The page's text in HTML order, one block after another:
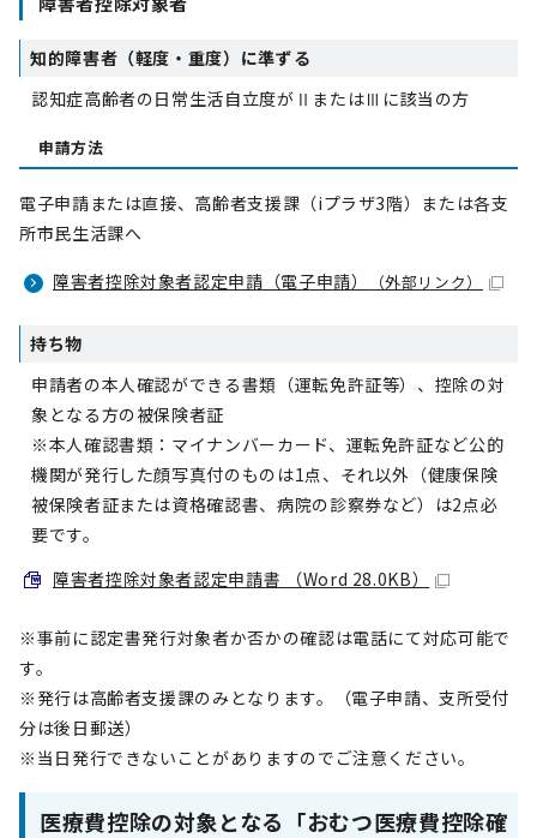
知的障害者（軽度・重度）に準ずる
認知症高齢者の日常生活自立度がⅡまたはⅢに該当の方
申請方法
電子申請または直接、高齢者支援課（iプラザ3階）または各支
所市民生活課へ
障害者控除対象者認定申請（電子申請）
（外部リンク）
持ち物
申請者の本人確認ができる書類（運転免許証等）、控除の対
象となる方の被保険者証
※本人確認書類：マイナンバーカード、運転免許証など公的
機関が発行した顔写真付のものは1点、それ以外（健康保険
被保険者証または資格確認書、病院の診察券など）は2点必
要です。
障害者控除対象者認定申請書 （Word 28.0KB）
※事前に認定書発行対象者か否かの確認は電話にて対応可能で
す。
※発行は高齢者支援課のみとなります。（電子申請、支所受付
分は後日郵送）
※当日発行できないことがありますのでご注意ください。
医療費控除の対象となる「おむつ医療費控除確